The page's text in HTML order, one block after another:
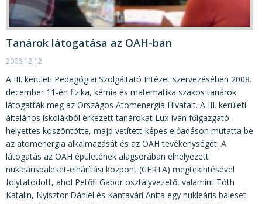
Tanárok látogatása az OAH-ban
2008.12.12
A III. kerületi Pedagógiai Szolgáltató Intézet szervezésében 2008.
december 11-én fizika, kémia és matematika szakos tanárok
látogatták meg az Országos Atomenergia Hivatalt. A III. kerületi
általános iskolákból érkezett tanárokat Lux Iván főigazgató-
helyettes köszöntötte, majd vetített-képes előadáson mutatta be
az atomenergia alkalmazását és az OAH tevékenységét. A
látogatás az OAH épületének alagsorában elhelyezett
nukleárisbaleset-elhárítási központ (CERTA) megtekintésével
folytatódott, ahol Petőfi Gábor osztályvezető, valamint Tóth
Katalin, Nyisztor Dániel és Kantavári Anita egy nukleáris baleset